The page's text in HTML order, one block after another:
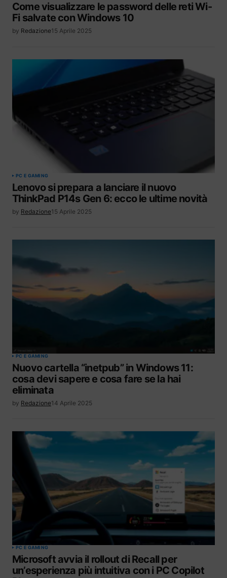
Come visualizzare le password delle reti Wi-
Fi salvate con Windows 10
by Redazione15 Aprile 2025
PC E GAMING
Lenovo si prepara a lanciare il nuovo
ThinkPad P14s Gen 6: ecco le ultime novità
by Redazione15 Aprile 2025
PC E GAMING
Nuovo cartella “inetpub” in Windows 11:
cosa devi sapere e cosa fare se la hai
eliminata
by Redazione14 Aprile 2025
PC E GAMING
Microsoft avvia il rollout di Recall per
un’esperienza più intuitiva con i PC Copilot